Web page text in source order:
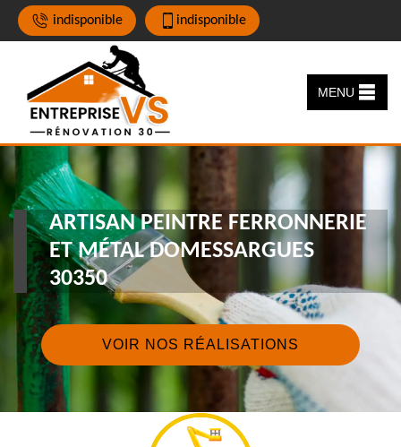
indisponible indisponible
MENU
ARTISAN PEINTRE FERRONNERIE
ET MÉTAL DOMESSARGUES
30350
VOIR NOS RÉALISATIONS